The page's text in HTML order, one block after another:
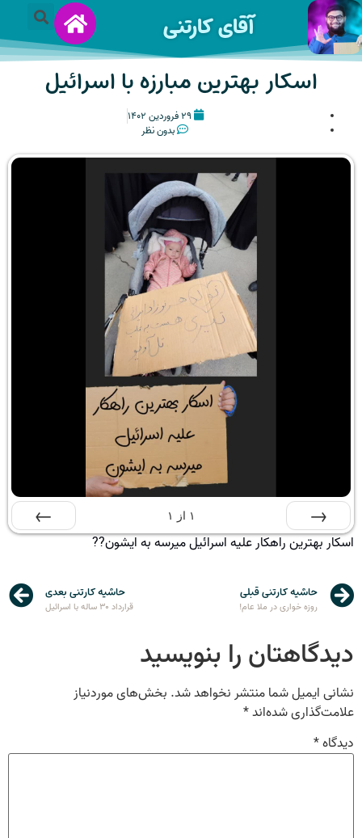
آقای کارتنی
اسکار بهترین مبارزه با اسرائیل
۲۹ فروردین ۱۴۰۲
بدون نظر
قبلی
۱ از ۱
اسکار بهترین راهکار علیه اسرائیل میرسه به ایشون??
حاشیه کارتنی قبلی
روزه خواری در ملا عام!
حاشیه کارتنی بعدی
قرارداد ۳۰ ساله با اسرائیل
دیدگاهتان را بنویسید
نشانی ایمیل شما منتشر نخواهد شد. بخش‌های موردنیاز
علامت‌گذاری شده‌اند*
دیدگاه*